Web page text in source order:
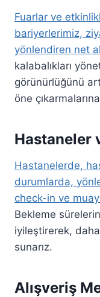
Fuarlar ve
bariyerlerimiz,
yönlendiren net
kalabalıkları
görünürlüğünü
öne
Hastaneler
Hastanelerde,
durumlarda,
check-in ve
Bekleme
iyileştirerek,
sunarız.
Alışveriş